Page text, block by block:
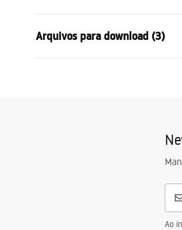
Método de instalação
Cor
Arquivos para download (3)
Warranty_Terms_and_Conditions_
Ao